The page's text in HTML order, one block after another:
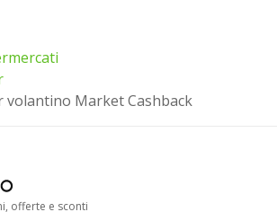
volantino Market Cashback
offerte e sconti